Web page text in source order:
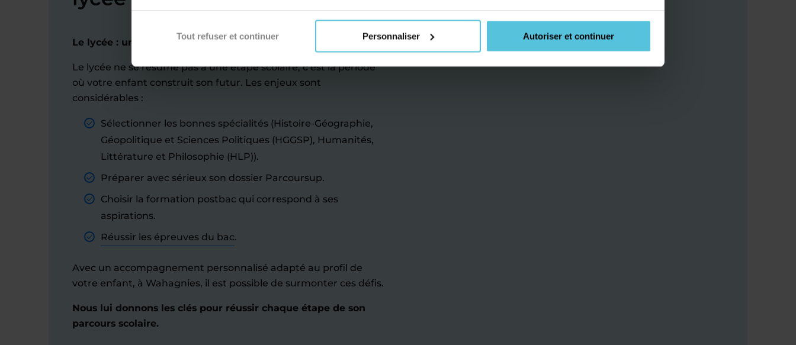
Tout refuser et continuer Personnaliser Autoriser et continuer
Le lycée : une étape pour aller au-delà de ses limites.
Le lycée ne se résume pas à une étape scolaire, c’est la période
où votre enfant construit son futur. Les enjeux sont
considérables :
Sélectionner les bonnes spécialités (Histoire-Géographie,
Géopolitique et Sciences Politiques (HGGSP), Humanités,
Littérature et Philosophie (HLP)).
Préparer avec sérieux son dossier Parcoursup.
Choisir la formation postbac qui correspond à ses
aspirations.
Réussir les épreuves du bac.
Avec un accompagnement personnalisé adapté au profil de
votre enfant, à Wahagnies, il est possible de surmonter ces défis.
Nous lui donnons les clés pour réussir chaque étape de son
parcours scolaire.